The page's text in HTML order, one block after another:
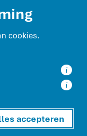
cookies.
i
i
accepteren